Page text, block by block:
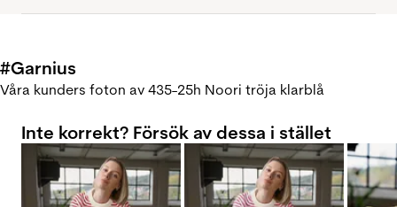
#Garnius
Våra kunders foton av 435-25h Noori tröja klarblå
Inte korrekt? Försök av dessa i stället